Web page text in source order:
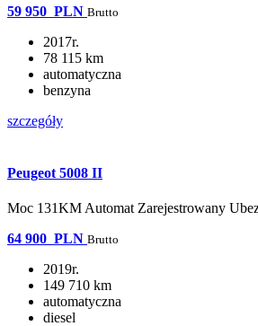
59 950 PLN Brutto
2017r.
78 115 km
automatyczna
benzyna
szczegóły
Peugeot 5008 II
Moc 131KM Automat Zarejestrowany
64 900 PLN Brutto
2019r.
149 710 km
automatyczna
diesel